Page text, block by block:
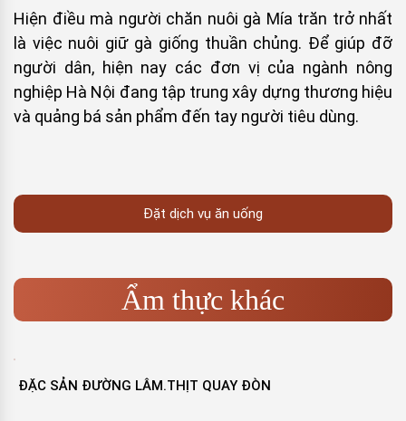
Hiện điều mà người chăn nuôi gà Mía trăn trở nhất
là việc nuôi giữ gà giống thuần chủng. Để giúp đỡ
người dân, hiện nay các đơn vị của ngành nông
nghiệp Hà Nội đang tập trung xây dựng thương hiệu
và quảng bá sản phẩm đến tay người tiêu dùng.
Đặt dịch vụ ăn uống
Ẩm thực khác
ĐẶC SẢN ĐƯỜNG LÂM.THỊT QUAY ĐÒN